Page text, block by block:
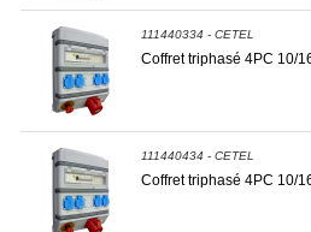
111440334 - CETEL
Coffret triphasé 4PC 10/
111440434 - CETEL
Coffret triphasé 4PC 10/